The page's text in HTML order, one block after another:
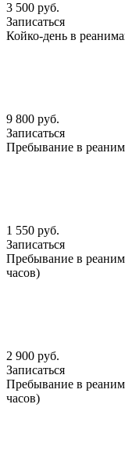
3 500 руб.
Записаться
Койко-день в
9 800 руб.
Записаться
Пребывание в
1 550 руб.
Записаться
Пребывание в
часов)
2 900 руб.
Записаться
Пребывание в
часов)